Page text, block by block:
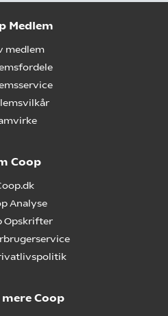
Medlem
medlem
Coop
Analyse
Opskrifter
mere Coop